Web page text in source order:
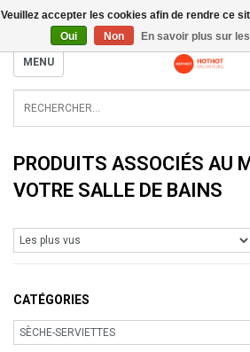
MENU
PRODUITS ASSOCIÉS AU
VOTRE SALLE DE BAINS
CATÉGORIES
Veuillez accepter les cookies afin de rendre ce
Oui
Non En savoir plus sur